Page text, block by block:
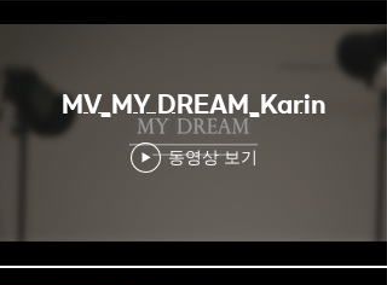
MV_MY DREAM_Karin
동영상 보기